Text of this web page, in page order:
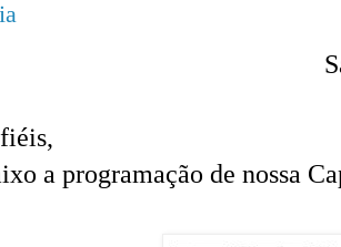
a programação de nossa